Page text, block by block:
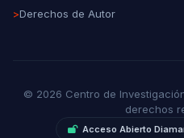
>Derechos de Autor
© 2026 Centro de
derechos
Acceso Abierto